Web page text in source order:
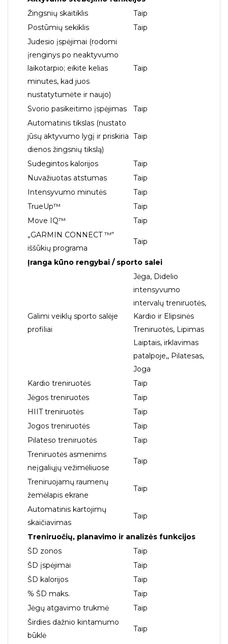
Žingsnių skaitiklis
Taip
Postūmių sekiklis
Taip
Judesio įspėjimai (rodomi
įrenginys po neaktyvumo
laikotarpio; eikite kelias
minutes, kad juos
nustatytumėte ir naujo)
Taip
Svorio pasikeitimo įspėjimas
Taip
Automatinis tikslas (nustato
jūsų aktyvumo lygį ir priskiria
dienos žingsnių tikslą)
Taip
Sudegintos kalorijos
Taip
Nuvažiuotas atstumas
Taip
Intensyvumo minutės
Taip
TrueUp™
Taip
Move IQ™
Taip
„GARMIN CONNECT ™“
iššūkių programa
Taip
Įranga kūno rengybai / sporto salei
Galimi veiklų sporto salėje
profiliai
Jėga, Didelio
intensyvumo
intervalų treniruotės,
Kardio ir Elipsinės
Treniruotės, Lipimas
Laiptais, irklavimas
patalpoje,, Pilatesas,
Joga
Kardio treniruotės
Taip
Jėgos treniruotės
Taip
HIIT treniruotės
Taip
Jogos treniruotės
Taip
Pilateso treniruotės
Taip
Treniruotės asmenims
neįgaliųjų vežimėliuose
Taip
Treniruojamų raumenų
žemėlapis ekrane
Taip
Automatinis kartojimų
skaičiavimas
Taip
Treniruočių, planavimo ir analizės funkcijos
ŠD zonos
Taip
ŠD įspėjimai
Taip
ŠD kalorijos
Taip
% ŠD maks.
Taip
Jėgų atgavimo trukmė
Taip
Širdies dažnio kintamumo
būklė
Taip